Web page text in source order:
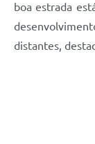
boa estrada
distantes,